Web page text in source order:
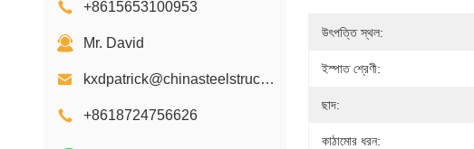
+8615653100953
Mr. David
kxdpatrick@chinasteelstructure.cn
+8618724756626
উৎপত্তি স্থল:
ইস্পাত শ্রেণী:
ছাদ:
কাঠামোর ধরন: